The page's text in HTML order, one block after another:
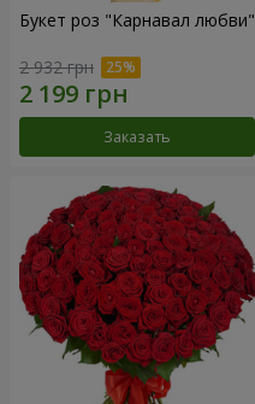
Букет роз "Карнавал любви"
2 932 грн
Заказать